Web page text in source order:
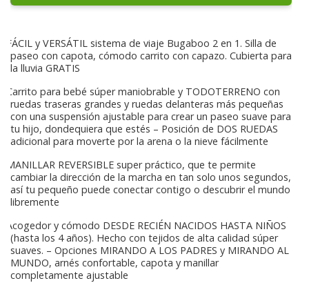
FÁCIL y VERSÁTIL sistema de viaje Bugaboo 2 en 1. Silla de
paseo con capota, cómodo carrito con capazo. Cubierta para
la lluvia GRATIS
Carrito para bebé súper maniobrable y TODOTERRENO con
ruedas traseras grandes y ruedas delanteras más pequeñas
con una suspensión ajustable para crear un paseo suave para
tu hijo, dondequiera que estés – Posición de DOS RUEDAS
adicional para moverte por la arena o la nieve fácilmente
MANILLAR REVERSIBLE super práctico, que te permite
cambiar la dirección de la marcha en tan solo unos segundos,
así tu pequeño puede conectar contigo o descubrir el mundo
libremente
Acogedor y cómodo DESDE RECIÉN NACIDOS HASTA NIÑOS
(hasta los 4 años). Hecho con tejidos de alta calidad súper
suaves. – Opciones MIRANDO A LOS PADRES y MIRANDO AL
MUNDO, arnés confortable, capota y manillar
completamente ajustable